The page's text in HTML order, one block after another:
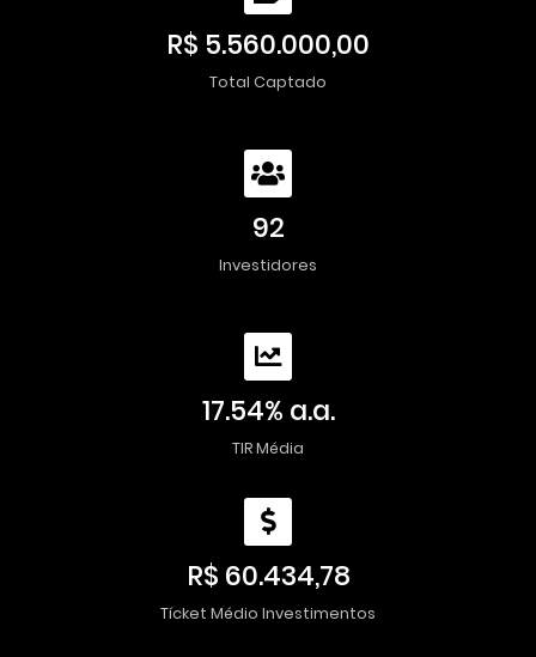
R$ 5.560.000,00
Total Captado
92
Investidores
17.54% a.a.
TIR Média
R$ 60.434,78
Tícket Médio Investimentos